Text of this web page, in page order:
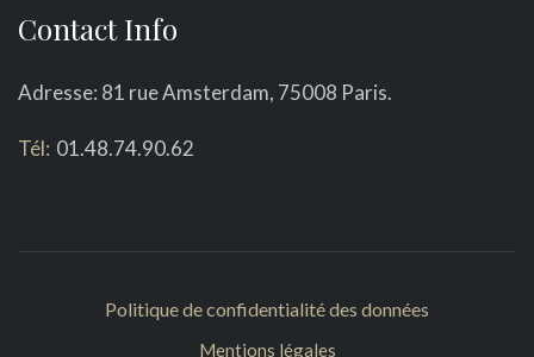
Contact Info
Adresse: 81 rue Amsterdam, 75008 Paris.
Tél: 01.48.74.90.62
Politique de confidentialité des données
Mentions légales